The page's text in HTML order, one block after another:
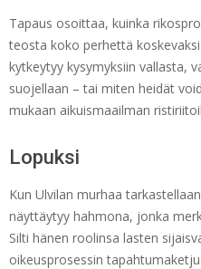
Tapaus osoittaa, kuinka
teosta koko perhettä
kytkeytyy kysymyksiin vallasta,
suojellaan – tai miten heidät
mukaan aikuismaailman
Lopuksi
Kun Ulvilan murhaa
näyttäytyy hahmona, jonka
Silti hänen roolinsa lasten
oikeusprosessin